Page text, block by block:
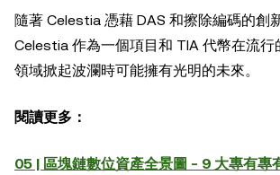
隨著 Celestia 憑藉 DAS 和擦除編碼的創
Celestia 作為一個項目和 TIA 代幣在流行
領域掀起波瀾時可能擁有光明的未來。
閱讀更多：
05 | 區塊鏈數位資產全景圖 - 9 大專有專